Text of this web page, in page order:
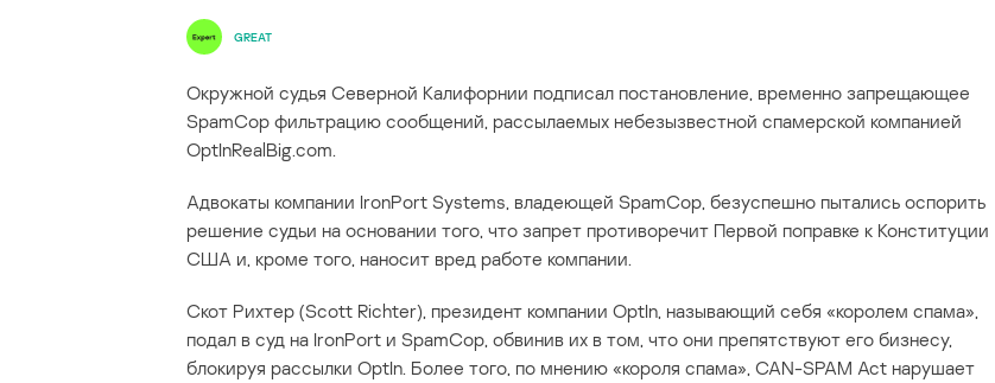
GREAT
Окружной судья Северной Калифорнии подписал постановление, временно запрещающее
SpamCop фильтрацию сообщений, рассылаемых небезызвестной спамерской компанией
OptInRealBig.com.
Адвокаты компании IronPort Systems, владеющей SpamCop, безуспешно пытались оспорить
решение судьи на основании того, что запрет противоречит Первой поправке к Конституции
США и, кроме того, наносит вред работе компании.
Скот Рихтер (Scott Richter), президент компании OptIn, называющий себя «королем спама»,
подал в суд на IronPort и SpamCop, обвинив их в том, что они препятствуют его бизнесу,
блокируя рассылки OptIn. Более того, по мнению «короля спама», CAN-SPAM Act нарушает